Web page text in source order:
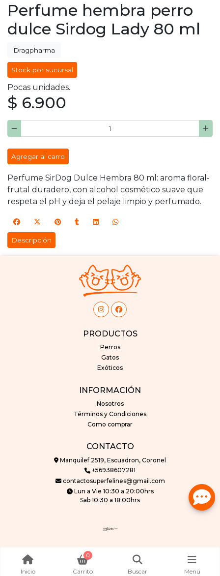
Perfume hembra perro
dulce Sirdog Lady 80 ml
Dragpharma
Stock por sucursal
Pocas unidades.
$ 6.900
Agregar al carro
Perfume SirDog Dulce Hembra 80 ml: aroma floral-
frutal duradero, con alcohol cosmético suave que
respeta el pH y deja el pelaje limpio y perfumado.
Descripción
PRODUCTOS
Perros
Gatos
Exóticos
INFORMACIÓN
Nosotros
Términos y Condiciones
Como comprar
CONTACTO
Manquilef 2519, Escuadron, Coronel
+56938607281
contactosuperfelines@gmail.com
Lun a Vie 10:30 a 20:00hrs
Sab 10:30 a 18:00hrs
Creado por
Bsale
Inicio
0
Carrito Buscar Menú